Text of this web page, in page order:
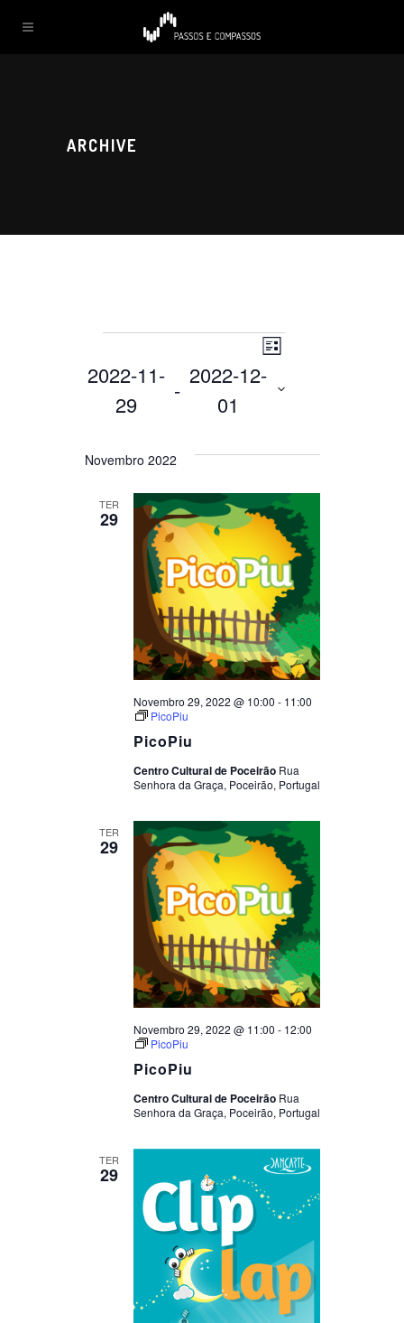
ARCHIVE
DATAS Navegação
Navegação
de
Data
Lista
2022-11-
29
-
2022-12-
01
data.
Novembro 2022
TER
29
PicoPiu
Novembro 29, 2022 @ 10:00 - 11:00
PicoPiu
Centro Cultural de Poceirão Rua
Senhora da Graça, Poceirão, Portugal
TER
29
PicoPiu
Novembro 29, 2022 @ 11:00 - 12:00
PicoPiu
Centro Cultural de Poceirão Rua
Senhora da Graça, Poceirão, Portugal
TER
29